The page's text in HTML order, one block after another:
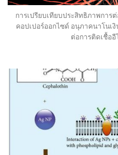
การเปรียบเทียบประสิทธิภาพกา
คอปเปอร์ออกไซด์ อนุภาคนาโนเ
ต่อการติดเชื้ออี